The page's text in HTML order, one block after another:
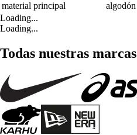
material principal
algodón
Loading...
Loading...
Todas nuestras marcas